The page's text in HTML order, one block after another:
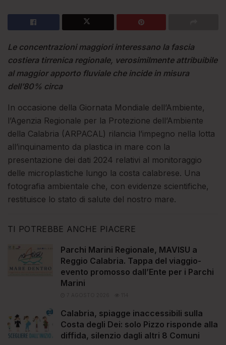
Le concentrazioni maggiori interessano la fascia
costiera tirrenica regionale, verosimilmente attribuibile
al maggior apporto fluviale che incide in misura
dell’80% circa
In occasione della Giornata Mondiale dell’Ambiente,
l’Agenzia Regionale per la Protezione dell’Ambiente
della Calabria (ARPACAL) rilancia l’impegno nella lotta
all’inquinamento da plastica in mare con la
presentazione dei dati 2024 relativi al monitoraggio
delle microplastiche lungo la costa calabrese. Una
fotografia ambientale che, con evidenze scientifiche,
restituisce lo stato di salute del nostro mare.
TI POTREBBE ANCHE PIACERE
Parchi Marini Regionale, MAVISU a
Reggio Calabria. Tappa del viaggio-
evento promosso dall’Ente per i Parchi
Marini
Calabria, spiagge inaccessibili sulla
Costa degli Dei: solo Pizzo risponde alla
diffida, silenzio dagli altri 8 Comuni